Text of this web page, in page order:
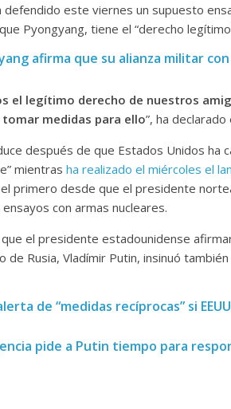
defendido este viernes un supuesto
Pyongyang, tiene el “derecho
afirma que su alianza militar
el legítimo derecho de nuestros
medidas para ello”, ha
después de que Estados Unidos ha
mientras ha realizado el miércoles el
primero desde que el presidente
con armas nucleares.
el presidente estadounidense
de Rusia, Vladímir Putin, insinuó
de “medidas recíprocas” si
pide a Putin tiempo para